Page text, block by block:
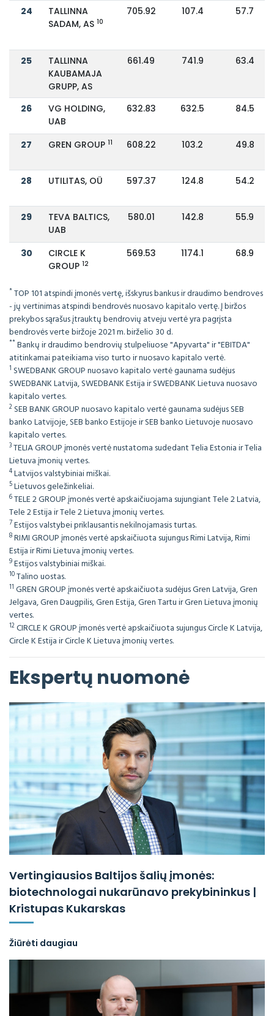
24
TALLINNA
SADAM, AS 10
705.92 107.4 57.7
25
TALLINNA
KAUBAMAJA
GRUPP, AS
661.49 741.9 63.4
26
VG HOLDING,
UAB
632.83 632.5 84.5
27 GREN GROUP 11 608.22 103.2 49.8
28 UTILITAS, OÜ 597.37 124.8 54.2
29
TEVA BALTICS,
UAB
580.01 142.8 55.9
30
CIRCLE K
GROUP 12
569.53 1174.1 68.9
*TOP 101 atspindi įmonės vertę, išskyrus bankus ir draudimo bendroves
- jų vertinimas atspindi bendrovės nuosavo kapitalo vertę. Į biržos
prekybos sąrašus įtrauktų bendrovių atveju vertė yra pagrįsta
bendrovės verte biržoje 2021 m. birželio 30 d.
**Bankų ir draudimo bendrovių stulpeliuose "Apyvarta" ir "EBITDA"
atitinkamai pateikiama viso turto ir nuosavo kapitalo vertė.
1 SWEDBANK GROUP nuosavo kapitalo vertė gaunama sudėjus
SWEDBANK Latvija, SWEDBANK Estija ir SWEDBANK Lietuva nuosavo
kapitalo vertes.
2 SEB BANK GROUP nuosavo kapitalo vertė gaunama sudėjus SEB
banko Latvijoje, SEB banko Estijoje ir SEB banko Lietuvoje nuosavo
kapitalo vertes.
3TELIA GROUP įmonės vertė nustatoma sudedant Telia Estonia ir Telia
Lietuva įmonių vertes.
4Latvijos valstybiniai miškai.
5Lietuvos geležinkeliai.
6TELE 2 GROUP įmonės vertė apskaičiuojama sujungiant Tele 2 Latvia,
Tele 2 Estija ir Tele 2 Lietuva įmonių vertes.
7Estijos valstybei priklausantis nekilnojamasis turtas.
8RIMI GROUP įmonės vertė apskaičiuota sujungus Rimi Latvija, Rimi
Estija ir Rimi Lietuva įmonių vertes.
9Estijos valstybiniai miškai.
10Talino uostas.
11 GREN GROUP įmonės vertė apskaičiuota sudėjus Gren Latvija, Gren
Jelgava, Gren Daugpilis, Gren Estija, Gren Tartu ir Gren Lietuva įmonių
vertes.
12CIRCLE K GROUP įmonės vertė apskaičiuota sujungus Circle K Latvija,
Circle K Estija ir Circle K Lietuva įmonių vertes.
Ekspertų nuomonė
Vertingiausios Baltijos šalių įmonės:
biotechnologai nukarūnavo prekybininkus |
Kristupas Kukarskas
Žiūrėti daugiau